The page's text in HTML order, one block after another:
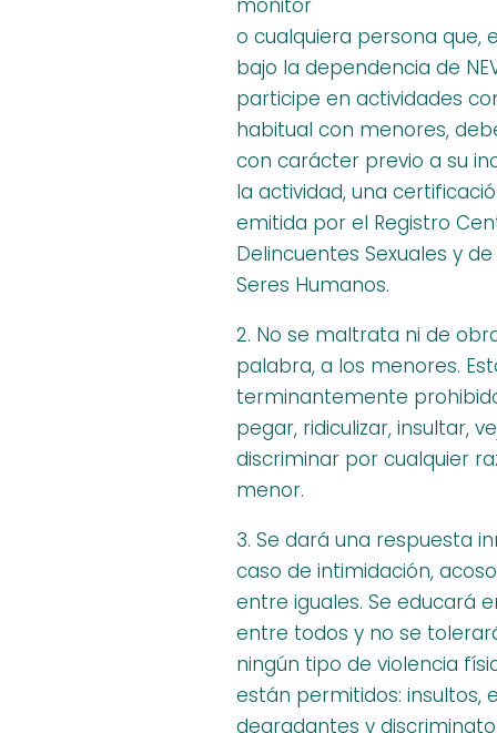
monitor
o cualquiera persona que,
bajo la dependencia de
participe en actividades
habitual con menores,
con carácter previo a su
la actividad, una
emitida por el Registro
Delincuentes Sexuales y
Seres Humanos.
2. No se maltrata ni de
palabra, a los menores.
terminantemente
pegar, ridiculizar, insultar,
discriminar por cualquier
menor.
3. Se dará una respuesta
caso de intimidación,
entre iguales. Se educará
entre todos y no se
ningún tipo de violencia
están permitidos: insultos,
degradantes y